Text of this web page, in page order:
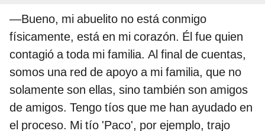
—Bueno, mi abuelito no está conmigo
físicamente, está en mi corazón. Él fue quien
contagió a toda mi familia. Al final de cuentas,
somos una red de apoyo a mi familia, que no
solamente son ellas, sino también son amigos
de amigos. Tengo tíos que me han ayudado en
el proceso. Mi tío 'Paco', por ejemplo, trajo